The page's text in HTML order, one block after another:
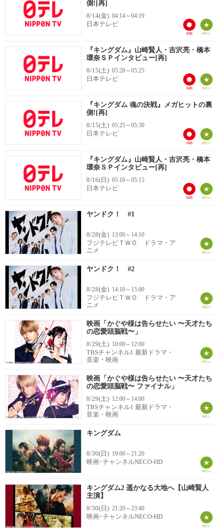
側![再]
8/14(金) 04:14～04:19
日本テレビ
『キングダム』山崎賢人・吉沢亮・橋本
環奈ＳＰインタビュー[再]
8/15(土) 05:20～05:25
日本テレビ
『キングダム 魂の決戦』メガヒットの裏
側![再]
8/15(土) 05:25～05:30
日本テレビ
『キングダム』山崎賢人・吉沢亮・橋本
環奈ＳＰインタビュー[再]
8/16(日) 05:10～05:15
日本テレビ
ヤンドク！ #1
8/28(金) 13:00～14:10
フジテレビＴＷＯ ドラマ・ア
ニメ
ヤンドク！ #2
8/28(金) 14:10～15:00
フジテレビＴＷＯ ドラマ・ア
ニメ
映画「かぐや様は告らせたい 〜天才たち
の恋愛頭脳戦〜」
8/29(土) 10:00～12:00
TBSチャンネル1 最新ドラマ・
音楽・映画
映画「かぐや様は告らせたい 〜天才たち
の恋愛頭脳戦〜 ファイナル」
8/29(土) 12:00～14:00
TBSチャンネル1 最新ドラマ・
音楽・映画
キングダム
8/30(日) 19:00～21:20
映画･チャンネルNECO-HD
キングダム2 遥かなる大地へ【山崎賢人
主演】
8/30(日) 21:20～23:40
映画･チャンネルNECO-HD